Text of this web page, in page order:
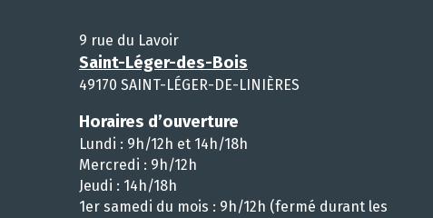
9 rue du Lavoir
Saint-Léger-des-Bois
49170 SAINT-LÉGER-DE-LINIÈRES
Horaires d’ouverture
Lundi : 9h/12h et 14h/18h
Mercredi : 9h/12h
Jeudi : 14h/18h
1er samedi du mois : 9h/12h (fermé durant les